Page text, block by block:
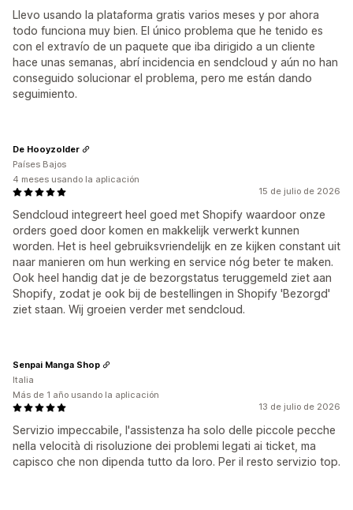
Llevo usando la plataforma gratis varios meses y por ahora
todo funciona muy bien. El único problema que he tenido es
con el extravío de un paquete que iba dirigido a un cliente
hace unas semanas, abrí incidencia en sendcloud y aún no han
conseguido solucionar el problema, pero me están dando
seguimiento.
15 de julio de 2026
Sendcloud integreert heel goed met Shopify waardoor onze
orders goed door komen en makkelijk verwerkt kunnen
worden. Het is heel gebruiksvriendelijk en ze kijken constant uit
naar manieren om hun werking en service nóg beter te maken.
Ook heel handig dat je de bezorgstatus teruggemeld ziet aan
Shopify, zodat je ook bij de bestellingen in Shopify 'Bezorgd'
ziet staan. Wij groeien verder met sendcloud.
De Hooyzolder
Países Bajos
4 meses usando la aplicación
13 de julio de 2026
Servizio impeccabile, l'assistenza ha solo delle piccole pecche
nella velocità di risoluzione dei problemi legati ai ticket, ma
capisco che non dipenda tutto da loro. Per il resto servizio top.
Senpai Manga Shop
Italia
Más de 1 año usando la aplicación